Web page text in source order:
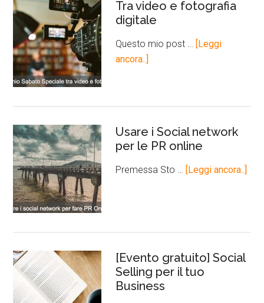
Tra video e fotografia
digitale
Questo mio post …
[Leggi
ancora..]
Usare i Social network
per le PR online
Premessa Sto … [Leggi ancora..]
[Evento gratuito] Social
Selling per il tuo
Business